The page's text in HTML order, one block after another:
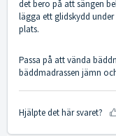
det bero på att sängen
lägga ett glidskydd
plats.
Passa på att vända
bäddmadrassen jämn
Hjälpte det här svaret?